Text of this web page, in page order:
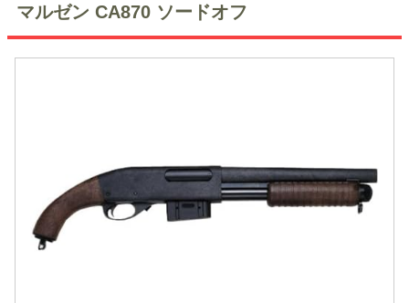
マルゼン CA870 ソードオフ